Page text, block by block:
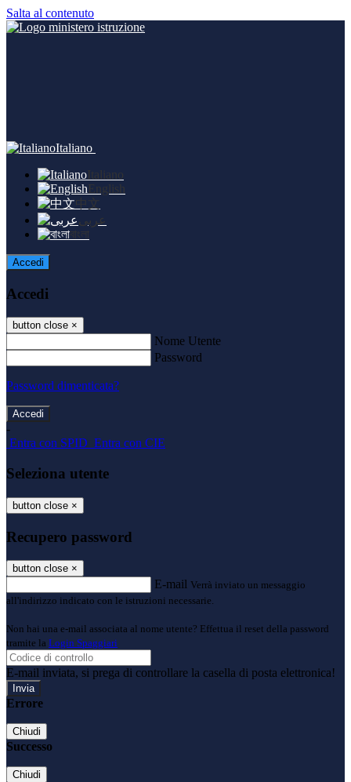
Salta al contenuto
Italiano
Italiano
English
中文
عربى
বাংলা
Accedi
Accedi
button close ×
Nome Utente
Password
Password dimenticata?
-
Entra con SPID Entra con CIE
Seleziona utente
button close ×
Recupero password
button close ×
E-mail Verrà inviato un messaggio
all'indirizzo indicato con le istruzioni necessarie.
Non hai una e-mail associata al nome utente? Effettua il reset della password
tramite la Login Spaggiari
E-mail inviata, si prega di controllare la casella di posta elettronica!
Errore
Chiudi
Successo
Chiudi